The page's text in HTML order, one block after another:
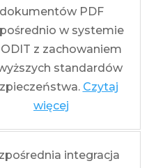
dokumentów PDF
w systemie
z zachowaniem
standardów
Czytaj
więcej
integracja